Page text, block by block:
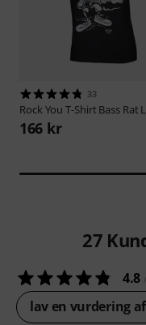
33
Rock YouT-Shirt Bass Rat L
166 kr
27
4.8
lav en vurdering